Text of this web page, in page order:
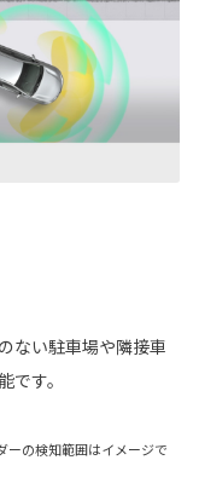
ない駐車場や隣接車
す。
の検知範囲はイメージで